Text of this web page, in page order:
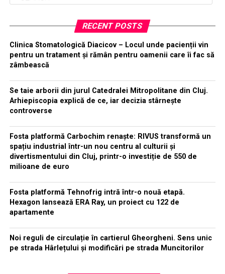
RECENT POSTS
Clinica Stomatologică Diacicov – Locul unde pacienții vin
pentru un tratament și rămân pentru oamenii care îi fac să
zâmbească
Se taie arborii din jurul Catedralei Mitropolitane din Cluj.
Arhiepiscopia explică de ce, iar decizia stârnește
controverse
Fosta platformă Carbochim renaște: RIVUS transformă un
spațiu industrial într-un nou centru al culturii și
divertismentului din Cluj, printr-o investiție de 550 de
milioane de euro
Fosta platformă Tehnofrig intră într-o nouă etapă.
Hexagon lansează ERA Ray, un proiect cu 122 de
apartamente
Noi reguli de circulație în cartierul Gheorgheni. Sens unic
pe strada Hârlețului și modificări pe strada Muncitorilor